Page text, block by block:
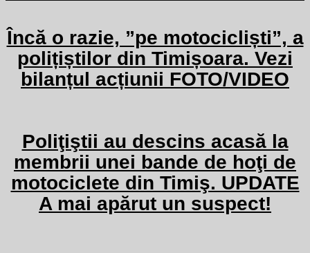
Încă o razie, ”pe motocicliști”, a
polițiștilor din Timișoara. Vezi
bilanțul acțiunii FOTO/VIDEO
Poliţiştii au descins acasă la
membrii unei bande de hoţi de
motociclete din Timiş. UPDATE
A mai apărut un suspect!